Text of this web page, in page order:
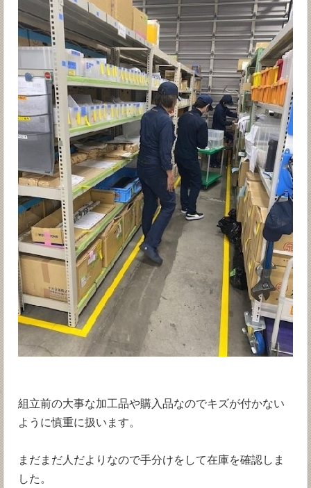
組立前の大事な加工品や購入品なのでキズが付かない
ように慎重に扱います。
まだまだ人だよりなので手分けをして在庫を確認しま
した。